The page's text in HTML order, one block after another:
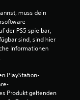
muss dein
der PS5 spielbar,
sind, sind hier
Informationen
PlayStation-
Produkt geltenden